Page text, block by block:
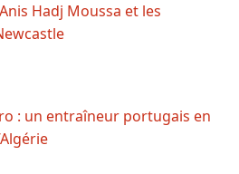
Hadj Moussa et les
: un entraîneur portugais en